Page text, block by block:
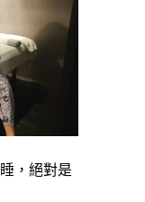
，絕對是